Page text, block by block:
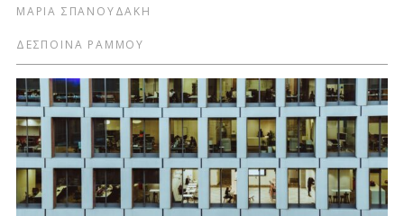
ΜΑΡΙΑ ΣΠΑΝΟΥΔΑΚΗ
ΔΕΣΠΟΙΝΑ ΡΑΜΜΟΥ